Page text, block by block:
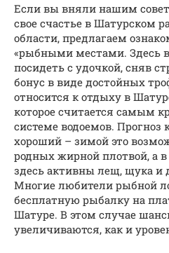
Если вы вняли нашим
свое счастье в Шатурском
области, предлагаем
«рыбными местами. Здесь
посидеть с удочкой, сняв
бонус в виде достойных
относится к отдыху в
которое считается самым
системе водоемов. Прогноз
хороший – зимой это
родных жирной плотвой, а в
здесь активны лещ, щука и
Многие любители рыбной
бесплатную рыбалку на
Шатуре. В этом случае
увеличиваются, как и